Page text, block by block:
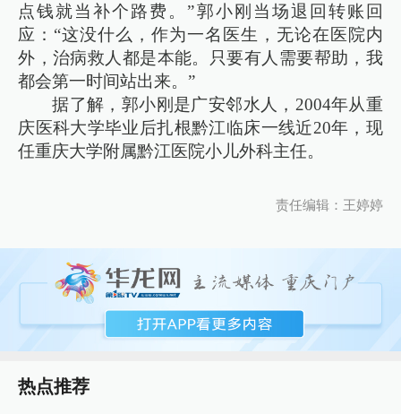
点钱就当补个路费。”郭小刚当场退回转账回
应：“这没什么，作为一名医生，无论在医院内
外，治病救人都是本能。只要有人需要帮助，我
都会第一时间站出来。”
据了解，郭小刚是广安邻水人，2004年从重
庆医科大学毕业后扎根黔江临床一线近20年，现
任重庆大学附属黔江医院小儿外科主任。
责任编辑：王婷婷
热点推荐